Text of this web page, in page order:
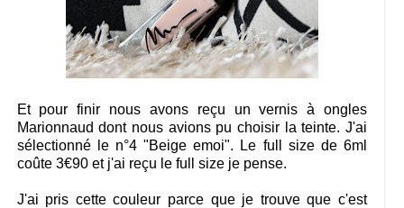
Et pour finir nous avons reçu un vernis à ongles
Marionnaud dont nous avions pu choisir la teinte. J'ai
sélectionné le n°4 "Beige emoi". Le full size de 6ml
coûte 3€90 et j'ai reçu le full size je pense.
J'ai pris cette couleur parce que je trouve que c'est